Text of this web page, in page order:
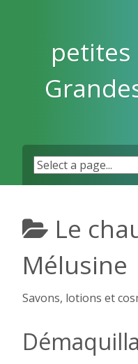
Le
Mélusine
Savons, lotions et